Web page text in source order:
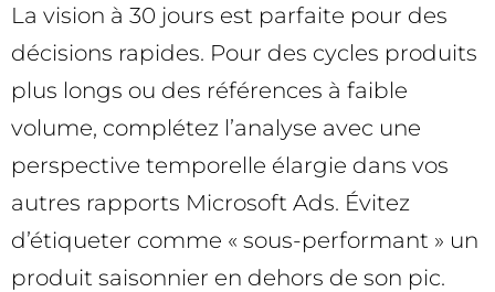
La vision à 30 jours est parfaite pour des
décisions rapides. Pour des cycles produits
plus longs ou des références à faible
volume, complétez l’analyse avec une
perspective temporelle élargie dans vos
autres rapports Microsoft Ads. Évitez
d’étiqueter comme « sous-performant » un
produit saisonnier en dehors de son pic.